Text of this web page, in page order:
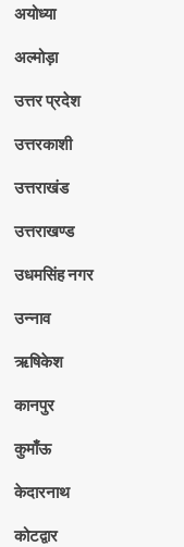
अयोध्या
अल्मोड़ा
उत्तर प्रदेश
उत्तरकाशी
उत्तराखंड
उत्तराखण्ड
उधमसिंह नगर
उन्नाव
ऋषिकेश
कानपुर
कुमाँऊ
केदारनाथ
कोटद्वार